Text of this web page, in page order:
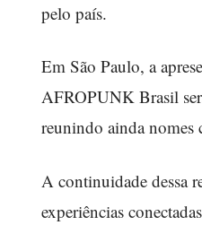
pelo país.
Em São Paulo, a
AFROPUNK Brasil
reunindo ainda
A continuidade dessa
experiências